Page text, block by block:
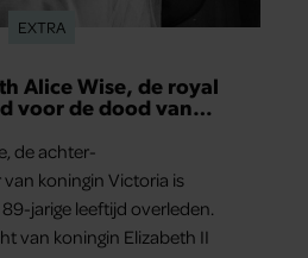
EXTRA
Alice Wise, de royal
voor de dood van
de achter-
koningin Victoria is
jarige leeftijd overleden.
van koningin Elizabeth II